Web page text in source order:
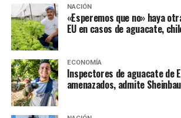
JOSE ANTONIO MEADE
SIGUIENTE
Sector campesino se suma a «cargada»
Meade
NO TE PIERDAS
Políticos en Twitter apoyan a Meade
NACIÓN
«Esperemos que no» haya
EU en casos de aguacate,
ECONOMÍA
Inspectores de aguacate de
amenazados, admite